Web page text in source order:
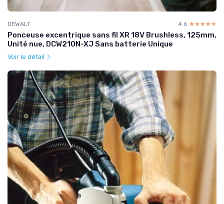
DEWALT 4.6 ☆☆☆☆☆
★★★★★
Ponceuse excentrique sans fil XR 18V Brushless, 125mm,
Unité nue, DCW210N-XJ Sans batterie Unique
Voir le détail